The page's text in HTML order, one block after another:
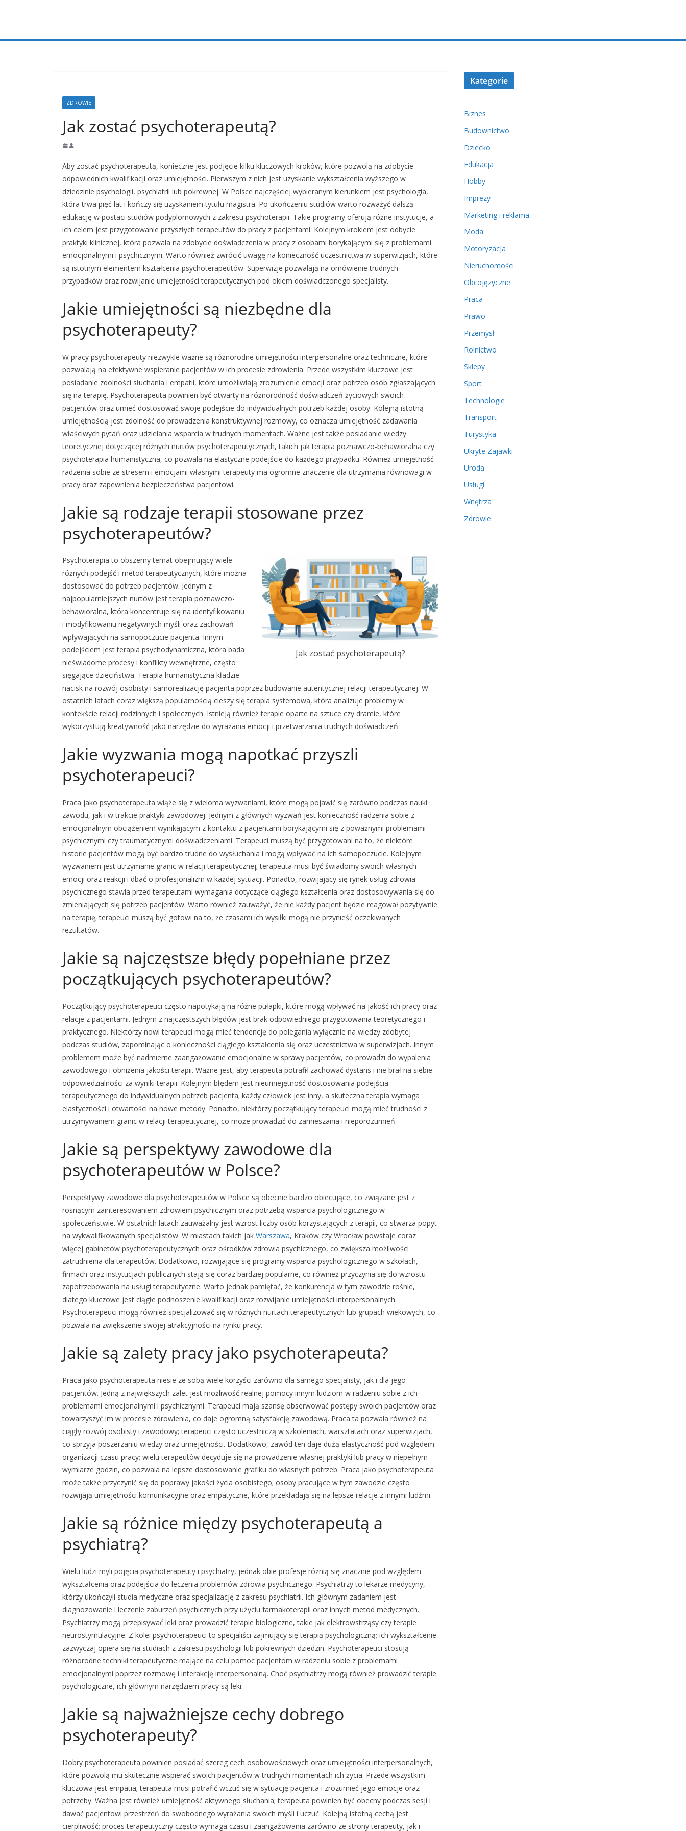
ZDROWIE
Jak zostać psychoterapeutą?
Aby zostać psychoterapeutą, konieczne jest podjęcie kilku kluczowych kroków, które pozwolą na zdobycie
odpowiednich kwalifikacji oraz umiejętności. Pierwszym z nich jest uzyskanie wykształcenia wyższego w
dziedzinie psychologii, psychiatrii lub pokrewnej. W Polsce najczęściej wybieranym kierunkiem jest psychologia,
która trwa pięć lat i kończy się uzyskaniem tytułu magistra. Po ukończeniu studiów warto rozważyć dalszą
edukację w postaci studiów podyplomowych z zakresu psychoterapii. Takie programy oferują różne instytucje, a
ich celem jest przygotowanie przyszłych terapeutów do pracy z pacjentami. Kolejnym krokiem jest odbycie
praktyki klinicznej, która pozwala na zdobycie doświadczenia w pracy z osobami borykającymi się z problemami
emocjonalnymi i psychicznymi. Warto również zwrócić uwagę na konieczność uczestnictwa w superwizjach, które
są istotnym elementem kształcenia psychoterapeutów. Superwizje pozwalają na omówienie trudnych
przypadków oraz rozwijanie umiejętności terapeutycznych pod okiem doświadczonego specjalisty.
Jakie umiejętności są niezbędne dla
psychoterapeuty?
W pracy psychoterapeuty niezwykle ważne są różnorodne umiejętności interpersonalne oraz techniczne, które
pozwalają na efektywne wspieranie pacjentów w ich procesie zdrowienia. Przede wszystkim kluczowe jest
posiadanie zdolności słuchania i empatii, które umożliwiają zrozumienie emocji oraz potrzeb osób zgłaszających
się na terapię. Psychoterapeuta powinien być otwarty na różnorodność doświadczeń życiowych swoich
pacjentów oraz umieć dostosować swoje podejście do indywidualnych potrzeb każdej osoby. Kolejną istotną
umiejętnością jest zdolność do prowadzenia konstruktywnej rozmowy, co oznacza umiejętność zadawania
właściwych pytań oraz udzielania wsparcia w trudnych momentach. Ważne jest także posiadanie wiedzy
teoretycznej dotyczącej różnych nurtów psychoterapeutycznych, takich jak terapia poznawczo-behawioralna czy
psychoterapia humanistyczna, co pozwala na elastyczne podejście do każdego przypadku. Również umiejętność
radzenia sobie ze stresem i emocjami własnymi terapeuty ma ogromne znaczenie dla utrzymania równowagi w
pracy oraz zapewnienia bezpieczeństwa pacjentowi.
Jakie są rodzaje terapii stosowane przez
psychoterapeutów?
Jak zostać psychoterapeutą?
Psychoterapia to obszerny temat obejmujący wiele
różnych podejść i metod terapeutycznych, które można
dostosować do potrzeb pacjentów. Jednym z
najpopularniejszych nurtów jest terapia poznawczo-
behawioralna, która koncentruje się na identyfikowaniu
i modyfikowaniu negatywnych myśli oraz zachowań
wpływających na samopoczucie pacjenta. Innym
podejściem jest terapia psychodynamiczna, która bada
nieświadome procesy i konflikty wewnętrzne, często
sięgające dzieciństwa. Terapia humanistyczna kładzie
nacisk na rozwój osobisty i samorealizację pacjenta poprzez budowanie autentycznej relacji terapeutycznej. W
ostatnich latach coraz większą popularnością cieszy się terapia systemowa, która analizuje problemy w
kontekście relacji rodzinnych i społecznych. Istnieją również terapie oparte na sztuce czy dramie, które
wykorzystują kreatywność jako narzędzie do wyrażania emocji i przetwarzania trudnych doświadczeń.
Jakie wyzwania mogą napotkać przyszli
psychoterapeuci?
Praca jako psychoterapeuta wiąże się z wieloma wyzwaniami, które mogą pojawić się zarówno podczas nauki
zawodu, jak i w trakcie praktyki zawodowej. Jednym z głównych wyzwań jest konieczność radzenia sobie z
emocjonalnym obciążeniem wynikającym z kontaktu z pacjentami borykającymi się z poważnymi problemami
psychicznymi czy traumatycznymi doświadczeniami. Terapeuci muszą być przygotowani na to, że niektóre
historie pacjentów mogą być bardzo trudne do wysłuchania i mogą wpływać na ich samopoczucie. Kolejnym
wyzwaniem jest utrzymanie granic w relacji terapeutycznej; terapeuta musi być świadomy swoich własnych
emocji oraz reakcji i dbać o profesjonalizm w każdej sytuacji. Ponadto, rozwijający się rynek usług zdrowia
psychicznego stawia przed terapeutami wymagania dotyczące ciągłego kształcenia oraz dostosowywania się do
zmieniających się potrzeb pacjentów. Warto również zauważyć, że nie każdy pacjent będzie reagował pozytywnie
na terapię; terapeuci muszą być gotowi na to, że czasami ich wysiłki mogą nie przynieść oczekiwanych
rezultatów.
Jakie są najczęstsze błędy popełniane przez
początkujących psychoterapeutów?
Początkujący psychoterapeuci często napotykają na różne pułapki, które mogą wpływać na jakość ich pracy oraz
relacje z pacjentami. Jednym z najczęstszych błędów jest brak odpowiedniego przygotowania teoretycznego i
praktycznego. Niektórzy nowi terapeuci mogą mieć tendencję do polegania wyłącznie na wiedzy zdobytej
podczas studiów, zapominając o konieczności ciągłego kształcenia się oraz uczestnictwa w superwizjach. Innym
problemem może być nadmierne zaangażowanie emocjonalne w sprawy pacjentów, co prowadzi do wypalenia
zawodowego i obniżenia jakości terapii. Ważne jest, aby terapeuta potrafił zachować dystans i nie brał na siebie
odpowiedzialności za wyniki terapii. Kolejnym błędem jest nieumiejętność dostosowania podejścia
terapeutycznego do indywidualnych potrzeb pacjenta; każdy człowiek jest inny, a skuteczna terapia wymaga
elastyczności i otwartości na nowe metody. Ponadto, niektórzy początkujący terapeuci mogą mieć trudności z
utrzymywaniem granic w relacji terapeutycznej, co może prowadzić do zamieszania i nieporozumień.
Jakie są perspektywy zawodowe dla
psychoterapeutów w Polsce?
Perspektywy zawodowe dla psychoterapeutów w Polsce są obecnie bardzo obiecujące, co związane jest z
rosnącym zainteresowaniem zdrowiem psychicznym oraz potrzebą wsparcia psychologicznego w
społeczeństwie. W ostatnich latach zauważalny jest wzrost liczby osób korzystających z terapii, co stwarza popyt
na wykwalifikowanych specjalistów. W miastach takich jak Warszawa, Kraków czy Wrocław powstaje coraz
więcej gabinetów psychoterapeutycznych oraz ośrodków zdrowia psychicznego, co zwiększa możliwości
zatrudnienia dla terapeutów. Dodatkowo, rozwijające się programy wsparcia psychologicznego w szkołach,
firmach oraz instytucjach publicznych stają się coraz bardziej popularne, co również przyczynia się do wzrostu
zapotrzebowania na usługi terapeutyczne. Warto jednak pamiętać, że konkurencja w tym zawodzie rośnie,
dlatego kluczowe jest ciągłe podnoszenie kwalifikacji oraz rozwijanie umiejętności interpersonalnych.
Psychoterapeuci mogą również specjalizować się w różnych nurtach terapeutycznych lub grupach wiekowych, co
pozwala na zwiększenie swojej atrakcyjności na rynku pracy.
Jakie są zalety pracy jako psychoterapeuta?
Praca jako psychoterapeuta niesie ze sobą wiele korzyści zarówno dla samego specjalisty, jak i dla jego
pacjentów. Jedną z największych zalet jest możliwość realnej pomocy innym ludziom w radzeniu sobie z ich
problemami emocjonalnymi i psychicznymi. Terapeuci mają szansę obserwować postępy swoich pacjentów oraz
towarzyszyć im w procesie zdrowienia, co daje ogromną satysfakcję zawodową. Praca ta pozwala również na
ciągły rozwój osobisty i zawodowy; terapeuci często uczestniczą w szkoleniach, warsztatach oraz superwizjach,
co sprzyja poszerzaniu wiedzy oraz umiejętności. Dodatkowo, zawód ten daje dużą elastyczność pod względem
organizacji czasu pracy; wielu terapeutów decyduje się na prowadzenie własnej praktyki lub pracy w niepełnym
wymiarze godzin, co pozwala na lepsze dostosowanie grafiku do własnych potrzeb. Praca jako psychoterapeuta
może także przyczynić się do poprawy jakości życia osobistego; osoby pracujące w tym zawodzie często
rozwijają umiejętności komunikacyjne oraz empatyczne, które przekładają się na lepsze relacje z innymi ludźmi.
Jakie są różnice między psychoterapeutą a
psychiatrą?
Wielu ludzi myli pojęcia psychoterapeuty i psychiatry, jednak obie profesje różnią się znacznie pod względem
wykształcenia oraz podejścia do leczenia problemów zdrowia psychicznego. Psychiatrzy to lekarze medycyny,
którzy ukończyli studia medyczne oraz specjalizację z zakresu psychiatrii. Ich głównym zadaniem jest
diagnozowanie i leczenie zaburzeń psychicznych przy użyciu farmakoterapii oraz innych metod medycznych.
Psychiatrzy mogą przepisywać leki oraz prowadzić terapie biologiczne, takie jak elektrowstrząsy czy terapie
neurostymulacyjne. Z kolei psychoterapeuci to specjaliści zajmujący się terapią psychologiczną; ich wykształcenie
zazwyczaj opiera się na studiach z zakresu psychologii lub pokrewnych dziedzin. Psychoterapeuci stosują
różnorodne techniki terapeutyczne mające na celu pomoc pacjentom w radzeniu sobie z problemami
emocjonalnymi poprzez rozmowę i interakcję interpersonalną. Choć psychiatrzy mogą również prowadzić terapie
psychologiczne, ich głównym narzędziem pracy są leki.
Jakie są najważniejsze cechy dobrego
psychoterapeuty?
Dobry psychoterapeuta powinien posiadać szereg cech osobowościowych oraz umiejętności interpersonalnych,
które pozwolą mu skutecznie wspierać swoich pacjentów w trudnych momentach ich życia. Przede wszystkim
kluczowa jest empatia; terapeuta musi potrafić wczuć się w sytuację pacjenta i zrozumieć jego emocje oraz
potrzeby. Ważna jest również umiejętność aktywnego słuchania; terapeuta powinien być obecny podczas sesji i
dawać pacjentowi przestrzeń do swobodnego wyrażania swoich myśli i uczuć. Kolejną istotną cechą jest
cierpliwość; proces terapeutyczny często wymaga czasu i zaangażowania zarówno ze strony terapeuty, jak i
Kategorie
Biznes
Budownictwo
Dziecko
Edukacja
Hobby
Imprezy
Marketing i reklama
Moda
Motoryzacja
Nieruchomości
Obcojęzyczne
Praca
Prawo
Przemysł
Rolnictwo
Sklepy
Sport
Technologie
Transport
Turystyka
Ukryte Zajawki
Uroda
Usługi
Wnętrza
Zdrowie